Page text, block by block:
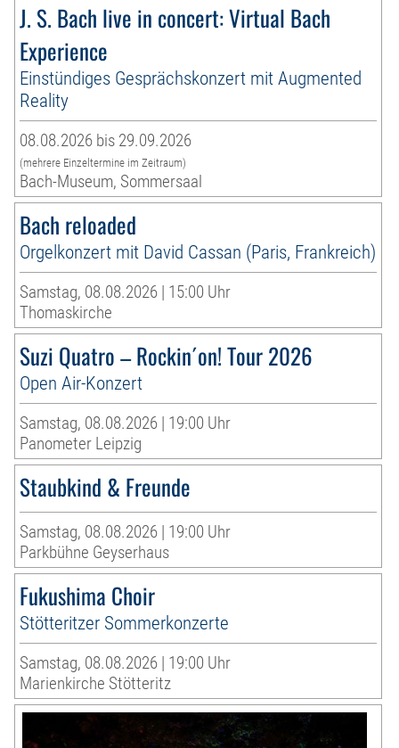
J. S. Bach live in concert: Virtual Bach
Experience
Einstündiges Gesprächskonzert mit Augmented
Reality
08.08.2026 bis 29.09.2026
(mehrere Einzeltermine im Zeitraum)
Bach-Museum, Sommersaal
Bach reloaded
Orgelkonzert mit David Cassan (Paris, Frankreich)
Samstag, 08.08.2026 | 15:00 Uhr
Thomaskirche
Suzi Quatro – Rockin´on! Tour 2026
Open Air-Konzert
Samstag, 08.08.2026 | 19:00 Uhr
Panometer Leipzig
Staubkind & Freunde
Samstag, 08.08.2026 | 19:00 Uhr
Parkbühne Geyserhaus
Fukushima Choir
Stötteritzer Sommerkonzerte
Samstag, 08.08.2026 | 19:00 Uhr
Marienkirche Stötteritz